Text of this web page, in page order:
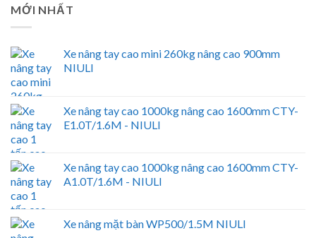
MỚI NHẤT
Xe nâng tay cao mini 260kg nâng cao 900mm
NIULI
Xe nâng tay cao 1000kg nâng cao 1600mm CTY-
E1.0T/1.6M - NIULI
Xe nâng tay cao 1000kg nâng cao 1600mm CTY-
A1.0T/1.6M - NIULI
Xe nâng mặt bàn WP500/1.5M NIULI